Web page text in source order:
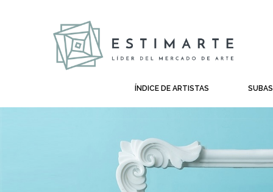
ÍNDICE DE ARTISTAS